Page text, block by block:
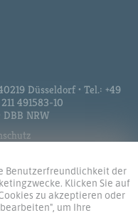
Benutzerfreundlichkeit der
Klicken Sie auf
zu akzeptieren oder
um Ihre
Düsseldorf • Tel.: +49
491583-10
NRW